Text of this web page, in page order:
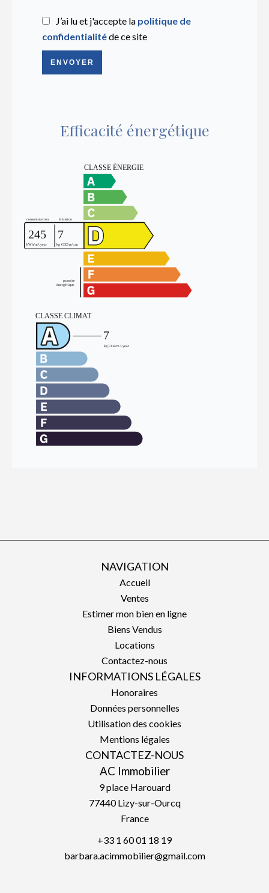
J’ai lu et j'accepte la politique de
confidentialitéde ce site
ENVOYER
Efficacité énergétique
NAVIGATION
Accueil
Ventes
Estimer mon bien en ligne
Biens Vendus
Locations
Contactez-nous
INFORMATIONS LÉGALES
Honoraires
Données personnelles
Utilisation des cookies
Mentions légales
CONTACTEZ-NOUS
AC Immobilier
9 place Harouard
77440Lizy-sur-Ourcq
France
+33 1 60 01 18 19
barbara.acimmobilier@gmail.com